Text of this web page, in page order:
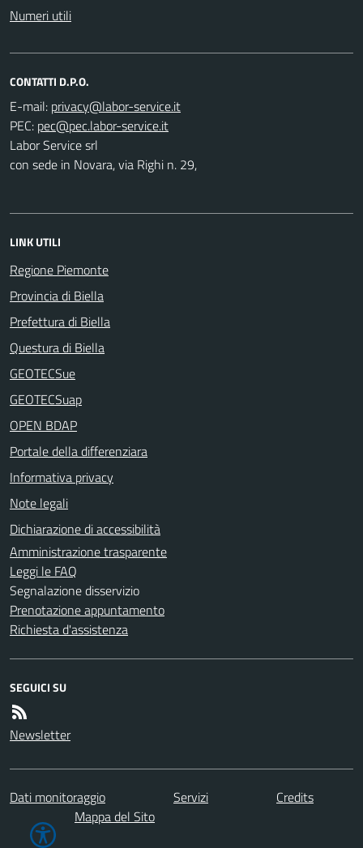
Numeri utili
CONTATTI D.P.O.
E-mail:
PEC:
Labor Service srl
con sede in Novara, via Righi n. 29,
LINK UTILI
Regione Piemonte
Provincia di Biella
Prefettura di Biella
Questura di Biella
GEOTECSue
GEOTECSuap
OPEN BDAP
Portale della differenziara
Informativa privacy
Note legali
Dichiarazione di accessibilità
Amministrazione trasparente
Leggi le FAQ
Segnalazione disservizio
Prenotazione appuntamento
Richiesta d'assistenza
SEGUICI SU
Newsletter
Dati monitoraggio Servizi
Credits
Mappa del Sito